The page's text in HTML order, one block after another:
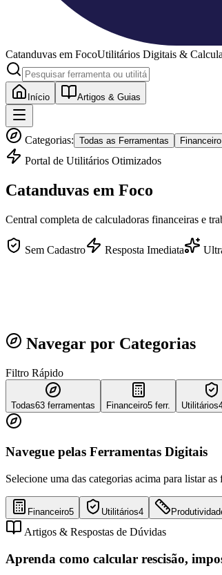
Catanduvas em FocoUtilitários Digitais &
Início Artigos & Guias
Categorias: Todas as Ferramentas
Portal de Utilitários Otimizados
Catanduvas em Foco
Central completa de calculadoras financeiras e
Sem Cadastro Resposta Imediata
Navegar por Categorias
Filtro Rápido
Todas63 ferramentas Financeiro5 ferr. Utilitários
Navegue pelas Ferramentas Digitais
Selecione uma das categorias acima para listar
Financeiro5 Utilitários4
Artigos & Respostas de Dúvidas
Aprenda como calcular rescisão,